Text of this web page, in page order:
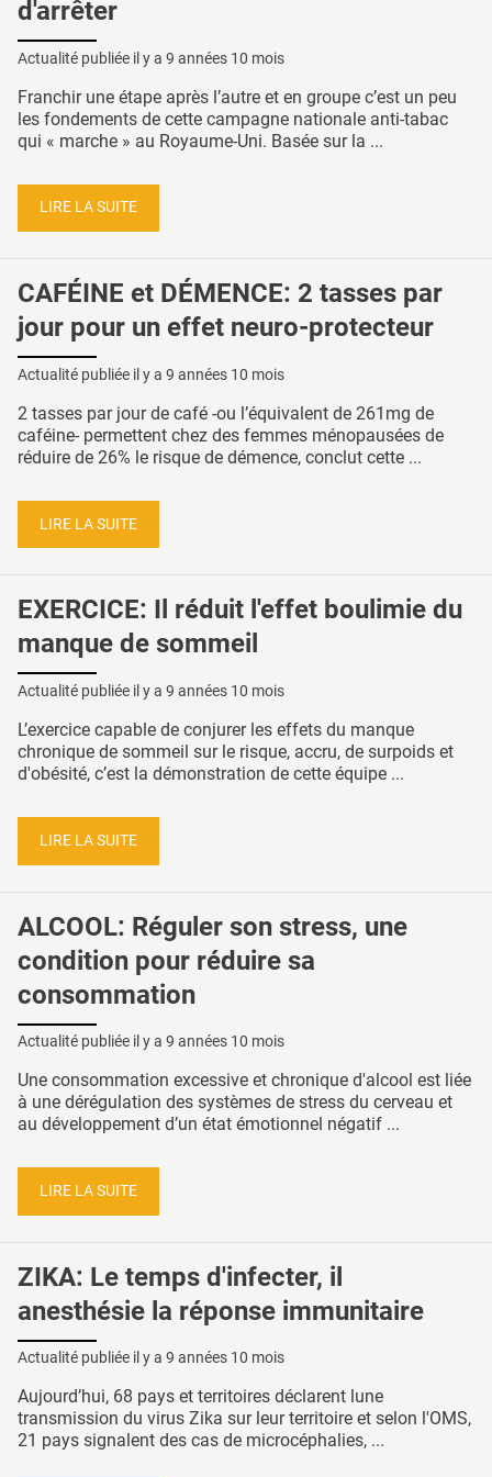
d'arrêter
Actualité publiée il y a 9 années 10 mois
Franchir une étape après l’autre et en groupe c’est un peu
les fondements de cette campagne nationale anti-tabac
qui « marche » au Royaume-Uni. Basée sur la ...
LIRE LA SUITE
CAFÉINE et DÉMENCE: 2 tasses par
jour pour un effet neuro-protecteur
Actualité publiée il y a 9 années 10 mois
2 tasses par jour de café -ou l’équivalent de 261mg de
caféine- permettent chez des femmes ménopausées de
réduire de 26% le risque de démence, conclut cette ...
LIRE LA SUITE
EXERCICE: Il réduit l'effet boulimie du
manque de sommeil
Actualité publiée il y a 9 années 10 mois
L’exercice capable de conjurer les effets du manque
chronique de sommeil sur le risque, accru, de surpoids et
d'obésité, c’est la démonstration de cette équipe ...
LIRE LA SUITE
ALCOOL: Réguler son stress, une
condition pour réduire sa
consommation
Actualité publiée il y a 9 années 10 mois
Une consommation excessive et chronique d'alcool est liée
à une dérégulation des systèmes de stress du cerveau et
au développement d’un état émotionnel négatif ...
LIRE LA SUITE
ZIKA: Le temps d'infecter, il
anesthésie la réponse immunitaire
Actualité publiée il y a 9 années 10 mois
Aujourd’hui, 68 pays et territoires déclarent lune
transmission du virus Zika sur leur territoire et selon l'OMS,
21 pays signalent des cas de microcéphalies, ...